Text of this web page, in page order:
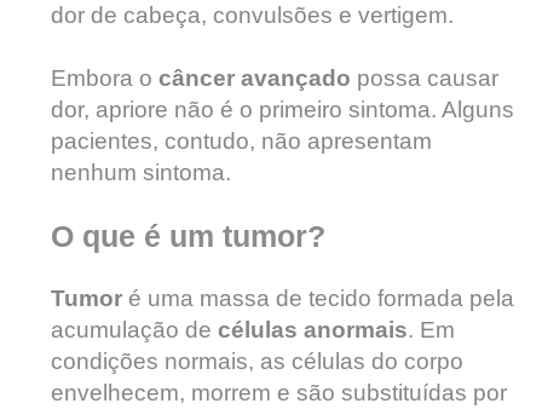
dor de cabeça, convulsões e vertigem.
Embora o câncer avançado possa causar
dor, apriore não é o primeiro sintoma. Alguns
pacientes, contudo, não apresentam
nenhum sintoma.
O que é um tumor?
Tumoré uma massa de tecido formada pela
acumulação de células anormais. Em
condições normais, as células do corpo
envelhecem, morrem e são substituídas por